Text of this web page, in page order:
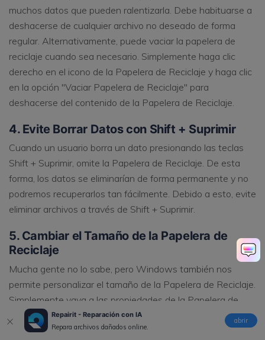
Repairit - Reparación con IA
Repara archivos dañados online.
abrir
muchos datos que pueden ralentizarla. Debe habituarse a
deshacerse de cualquier archivo no deseado de forma
regular. Alternativamente, puede vaciar la papelera de
reciclaje cuando sea necesario. Simplemente haga clic
derecho en el icono de la Papelera de Reciclaje y haga clic
en la opción "Vaciar Papelera de Reciclaje" para
deshacerse del contenido de la Papelera de Reciclaje.
4. Evite Borrar Datos con Shift + Suprimir
Cuando un usuario borra un dato presionando las teclas
Shift + Suprimir, omite la Papelera de Reciclaje. De esta
forma, los datos se eliminarían de forma permanente y no
podremos recuperarlos tan fácilmente. Debido a esto, evite
eliminar archivos a través de Shift + Suprimir.
5. Cambiar el Tamaño de la Papelera de
Reciclaje
Mucha gente no lo sabe, pero Windows también nos
permite personalizar el tamaño de la Papelera de Reciclaje.
Simplemente vaya a las propiedades de la Papelera de
Reciclaje y en la configuración general, busque la opción
Tamaño Personalizado. Ingrese el tamaño de la Papelera